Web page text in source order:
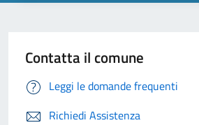
Contatta il comune
Leggi le domande frequenti
Richiedi Assistenza